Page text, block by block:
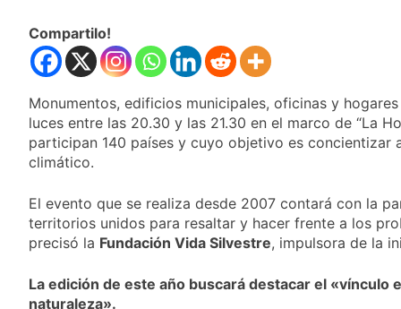
Quilmeño: boxeo de
primer nivel en la sede
de Quilmes
2 Días Atrás
Quilmes celebró la
visita del Papa León
XIV a la Argentina
2 Días Atrás
Figuras de la cultura
Congreso contra la
Ley de Propiedad
Privada
Nueva jornada
negativa para los
activos argentinos:
en Wall Street y el
riesgo país quedó al
2 Días Atrás
los disturbios frente
Compartilo!
Monumentos, edificios municipales, oficinas y
luces entre las 20.30 y las 21.30 en el marco de “La
participan 140 países y cuyo objetivo es concientizar
climático.
El evento que se realiza desde 2007 contará con la
territorios unidos para resaltar y hacer frente a los
precisó la Fundación Vida Silvestre, impulsora de la
La edición de este año buscará destacar el «vínculo
naturaleza».